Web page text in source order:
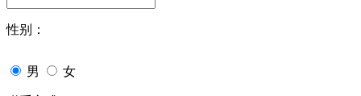
性别：
男 女